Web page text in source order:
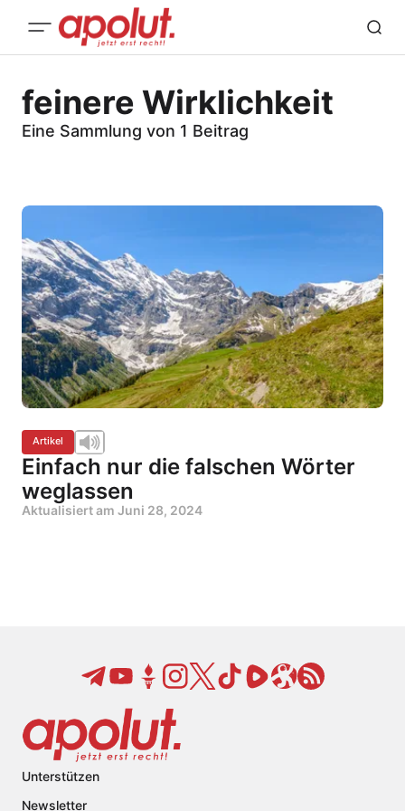
feinere Wirklichkeit
Eine Sammlung von 1 Beitrag
Artikel
Einfach nur die falschen Wörter
weglassen
Aktualisiert am Juni 28, 2024
Unterstützen
Newsletter